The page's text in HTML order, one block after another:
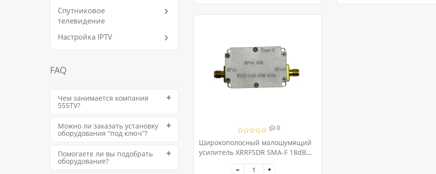
Спутниковое
телевидение
Настройка IPTV
FAQ
Чем занимается компания
555TV?
Можно ли заказать установку
оборудования “под ключ”?
Помогаете ли вы подобрать
оборудование?
0
Широкополосный малошумящий
усилитель XRRFSDR SMA-F 18dB
50MHz - 4GHz